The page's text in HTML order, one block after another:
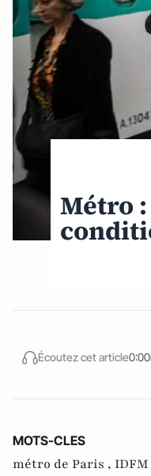
Métro
Écoutez cet article
MOTS-CLES
métro de Paris , IDFM